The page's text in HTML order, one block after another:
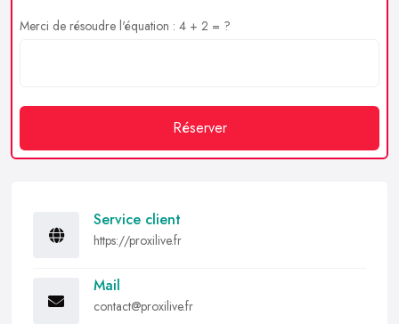
Merci de résoudre l'équation : 4 + 2 = ?
Réserver
Service client
https://proxilive.fr
Mail
contact@proxilive.fr